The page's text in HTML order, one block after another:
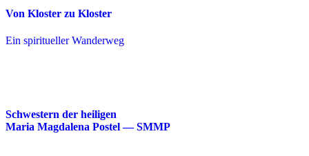
Von Kloster zu Kloster
Ein spiritueller Wanderweg
Schwestern der heiligen
Maria Magdalena Postel — SMMP